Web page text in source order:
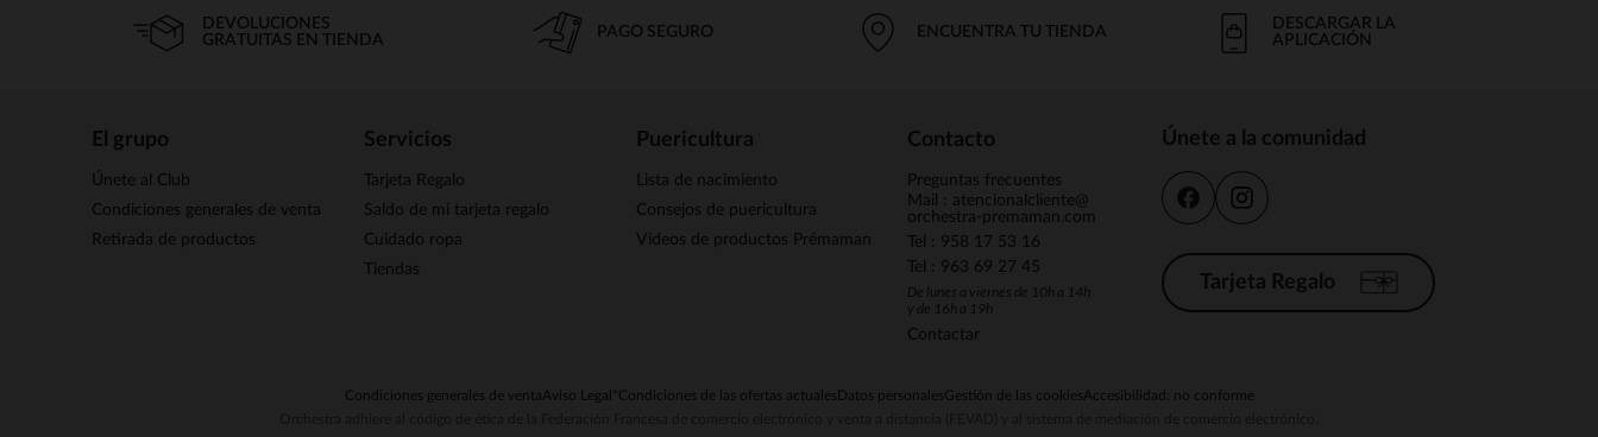
DEVOLUCIONES
GRATUITAS EN TIENDA
PAGO SEGURO ENCUENTRA TU TIENDA
DESCARGAR LA
APLICACIÓN
El grupo
Únete al Club
Condiciones generales de venta
Retirada de productos
Servicios
Tarjeta Regalo
Saldo de mi tarjeta regalo
Cuidado ropa
Tiendas
Puericultura
Lista de nacimiento
Consejos de puericultura
Vídeos de productos Prémaman
Contacto
Preguntas frecuentes
Mail : atencionalcliente@
orchestra-premaman.com
Tel : 958 17 53 16
Tel : 963 69 27 45
De lunes a viernes de 10h a 14h
y de 16h a 19h
Contactar
Únete a la comunidad
Tarjeta Regalo
Condiciones generales de ventaAviso Legal *Condiciones de las ofertas actuales Datos personalesGestión de las cookiesAccesibilidad: no conforme